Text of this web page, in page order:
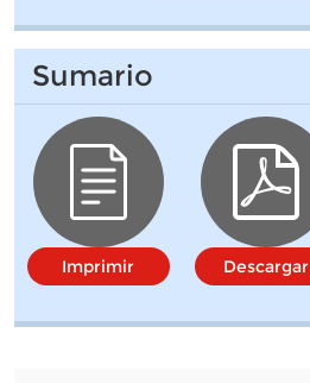
Sumario
Imprimir Descargar